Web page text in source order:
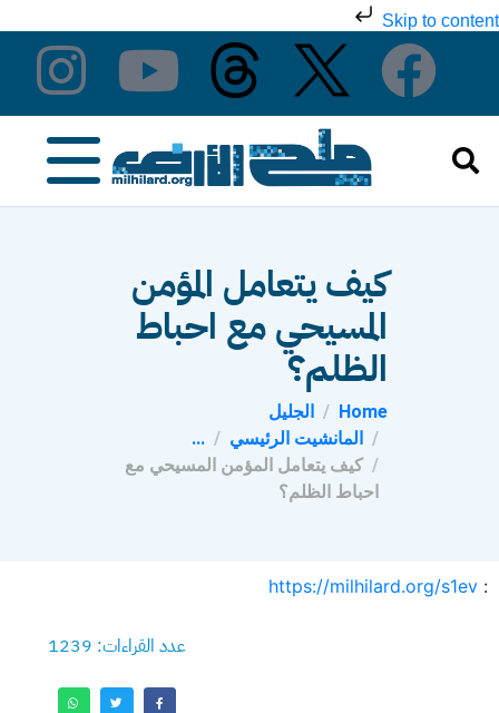
Skip to content
كيف يتعامل المؤمن
المسيحي مع احباط
الظلم؟
Home
الجليل
المانشيت الرئيسي
...
كيف يتعامل المؤمن المسيحي مع
احباط الظلم؟
:
https://milhilard.org/s1ev
عدد القراءات: 1239